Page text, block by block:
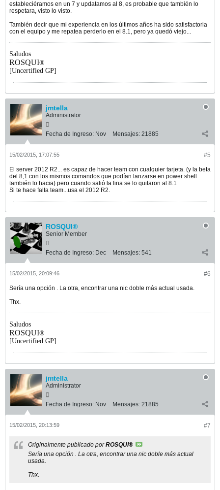
estableciéramos en un 7 y updatamos al 8, es probable que también lo
respetara, visto lo visto.
También decir que mi experiencia en los últimos años ha sido satisfactoria
con el equipo y me repatea perderlo en el 8.1, pero ya quedó viejo...
Saludos
ROSQUI®
[Uncertified GP]
jmtella
Administrator
Fecha de Ingreso: Nov Mensajes: 21885
#5
15/02/2015, 17:07:55
El server 2012 R2... es capaz de hacer team con cualquier tarjeta. (y la beta
del 8,1 con los mismos comandos que podían lanzarse en power shell
también lo hacia) pero cuando salió la fina se lo quitaron al 8.1
Si te hace falta team...usa el 2012 R2.
ROSQUI®
Senior Member
Fecha de Ingreso: Dec Mensajes: 541
#6
15/02/2015, 20:09:46
Sería una opción . La otra, encontrar una nic doble más actual usada.
Thx.
Saludos
ROSQUI®
[Uncertified GP]
jmtella
Administrator
Fecha de Ingreso: Nov Mensajes: 21885
#7
15/02/2015, 20:13:59
Originalmente publicado porROSQUI®
Sería una opción . La otra, encontrar una nic doble más actual
usada.
Thx.